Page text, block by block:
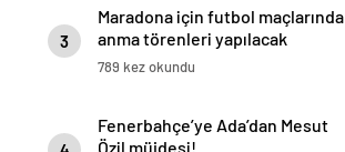
3
Maradona için futbol maçlarında
anma törenleri yapılacak
789 kez okundu
Fenerbahçe’ye Ada’dan Mesut
Özil müjdesi!